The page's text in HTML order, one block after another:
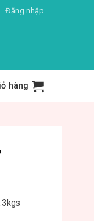
Đăng nhập
hàng